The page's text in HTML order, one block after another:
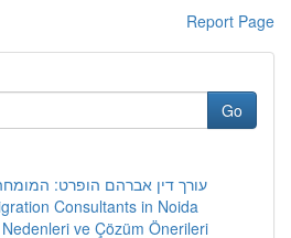
Report Page
Go
עורך דין אברהם הופרט: המומחה
Consultants in Noida
Nedenleri ve Çözüm Önerileri